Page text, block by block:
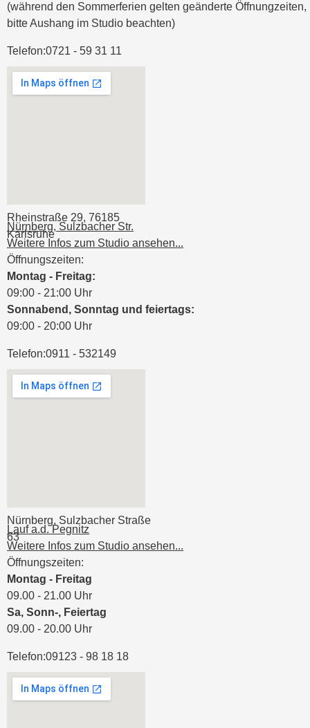
(während den Sommerferien gelten geänderte Öffnungzeiten,
bitte Aushang im Studio beachten)
Telefon:0721 - 59 31 11
Rheinstraße 29, 76185
Karlsruhe
Nürnberg, Sulzbacher Str.
Weitere Infos zum Studio ansehen...
Öffnungszeiten:
Montag - Freitag:
09:00 - 21:00 Uhr
Sonnabend, Sonntag und feiertags:
09:00 - 20:00 Uhr
Telefon:0911 - 532149
Nürnberg, Sulzbacher Straße
63
Lauf a.d. Pegnitz
Weitere Infos zum Studio ansehen...
Öffnungszeiten:
Montag - Freitag
09.00 - 21.00 Uhr
Sa, Sonn-, Feiertag
09.00 - 20.00 Uhr
Telefon:09123 - 98 18 18